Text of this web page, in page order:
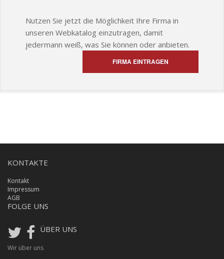
Nutzen Sie jetzt die Möglichkeit Ihre Firma in
unseren Webkatalog einzutragen, damit
jedermann weiß, was Sie können oder anbieten.
FIRMA EINTRAGEN
KONTAKTE
Kontakt
Impressum
AGB
FOLGE UNS
ÜBER UNS
Wir über uns